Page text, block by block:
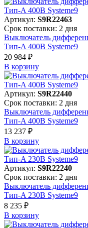
Артикул: S9R22463
Срок поставки: 2 дня
Выключатель
Тип-A 400В Systeme9
20 984 ₽
В корзинy
Артикул: S9R22440
Срок поставки: 2 дня
Выключатель
Тип-A 400В Systeme9
13 237 ₽
В корзинy
Артикул: S9R22240
Срок поставки: 2 дня
Выключатель
Тип-A 230В Systeme9
8 235 ₽
В корзинy